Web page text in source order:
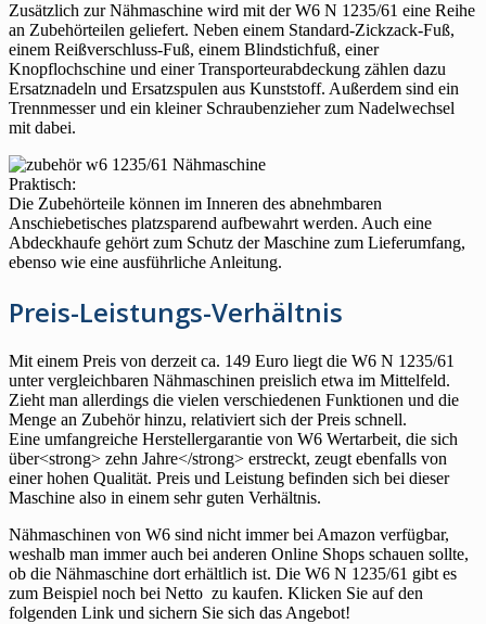
Zusätzlich zur Nähmaschine wird mit der W6 N 1235/61 eine Reihe
an Zubehörteilen geliefert. Neben einem Standard-Zickzack-Fuß,
einem Reißverschluss-Fuß, einem Blindstichfuß, einer
Knopflochschine und einer Transporteurabdeckung zählen dazu
Ersatznadeln und Ersatzspulen aus Kunststoff. Außerdem sind ein
Trennmesser und ein kleiner Schraubenzieher zum Nadelwechsel
mit dabei.
Praktisch:
Die Zubehörteile können im Inneren des abnehmbaren
Anschiebetisches platzsparend aufbewahrt werden. Auch eine
Abdeckhaufe gehört zum Schutz der Maschine zum Lieferumfang,
ebenso wie eine ausführliche Anleitung.
Preis-Leistungs-Verhältnis
Mit einem Preis von derzeit ca. 149 Euro liegt die W6 N 1235/61
unter vergleichbaren Nähmaschinen preislich etwa im Mittelfeld.
Zieht man allerdings die vielen verschiedenen Funktionen und die
Menge an Zubehör hinzu, relativiert sich der Preis schnell.
Eine umfangreiche Herstellergarantie von W6 Wertarbeit, die sich
über<strong> zehn Jahre</strong> erstreckt, zeugt ebenfalls von
einer hohen Qualität. Preis und Leistung befinden sich bei dieser
Maschine also in einem sehr guten Verhältnis.
Nähmaschinen von W6 sind nicht immer bei Amazon verfügbar,
weshalb man immer auch bei anderen Online Shops schauen sollte,
ob die Nähmaschine dort erhältlich ist. Die W6 N 1235/61 gibt es
zum Beispiel noch bei Netto zu kaufen. Klicken Sie auf den
folgenden Link und sichern Sie sich das Angebot!